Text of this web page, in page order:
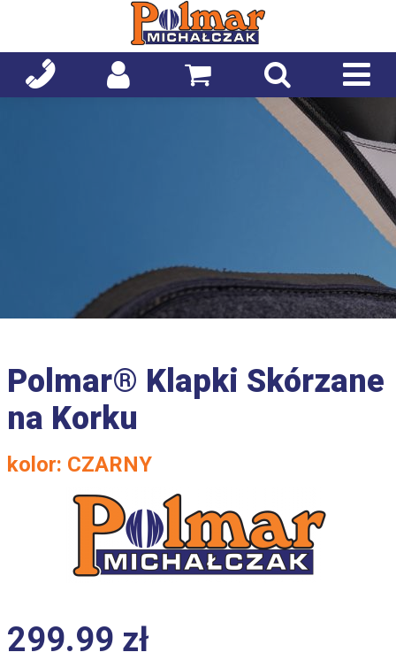
Polmar® Klapki Skórzane
na Korku
kolor: CZARNY
299.99 zł